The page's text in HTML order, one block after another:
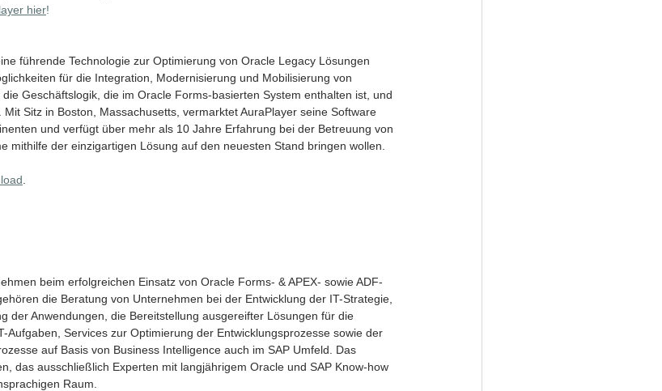
hier!
führende Technologie zur Optimierung von Oracle Legacy Lösungen
für die Integration, Modernisierung und Mobilisierung von
Geschäftslogik, die im Oracle Forms-basierten System enthalten ist, und
Sitz in Boston, Massachusetts, vermarktet AuraPlayer seine Software
und verfügt über mehr als 10 Jahre Erfahrung bei der Betreuung von
mithilfe der einzigartigen Lösung auf den neuesten Stand bringen wollen.
beim erfolgreichen Einsatz von Oracle Forms- & APEX- sowie ADF-
die Beratung von Unternehmen bei der Entwicklung der IT-Strategie,
der Anwendungen, die Bereitstellung ausgereifter Lösungen für die
Aufgaben, Services zur Optimierung der Entwicklungsprozesse sowie der
auf Basis von Business Intelligence auch im SAP Umfeld. Das
das ausschließlich Experten mit langjährigem Oracle und SAP Know-how
Raum.